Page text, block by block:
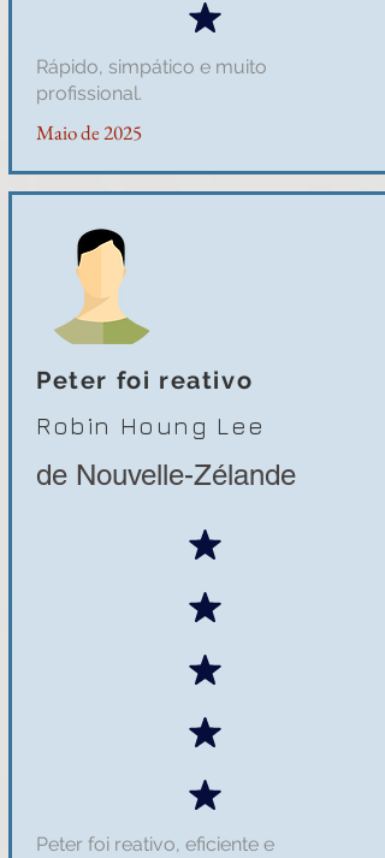
Rápido, simpático e muito
profissional.
Maio de 2025
Peter foi reativo
Robin Houng Lee
de Nouvelle-Zélande
Peter foi reativo, eficiente e